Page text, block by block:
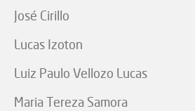
José Cirillo
Lucas Izoton
Luiz Paulo Vellozo Lucas
Maria Tereza Samora